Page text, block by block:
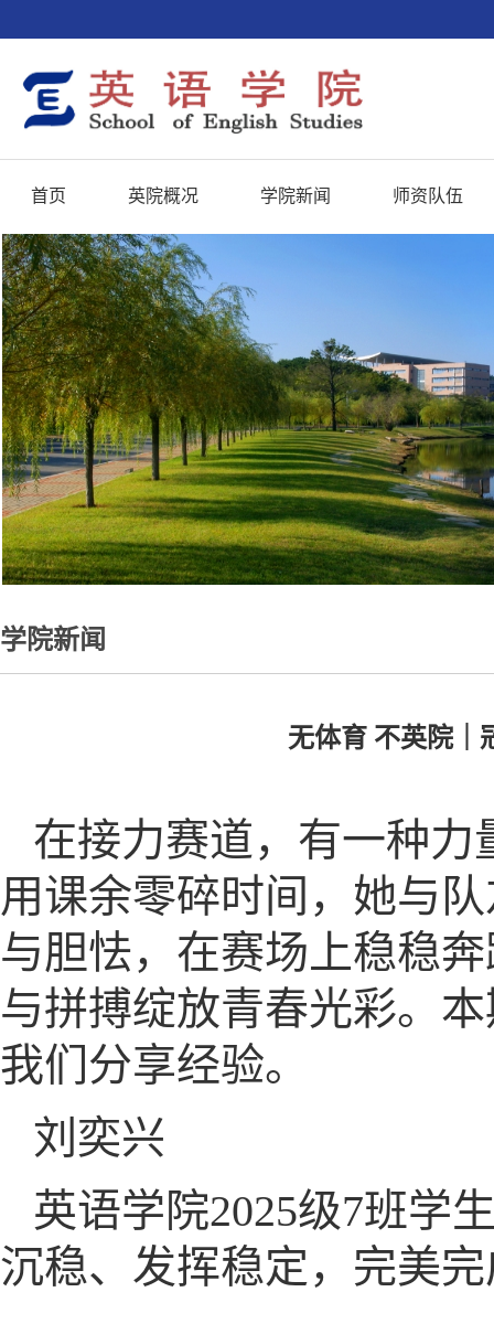
首页 英院概况 学院新闻 师资队伍
学院新闻
无体育 不英院
在接力赛道，有一种
用课余零碎时间，她与
与胆怯，在赛场上稳稳
与拼搏绽放青春光彩。
我们分享经验。
刘奕兴
英语学院2025级7班学
沉稳、发挥稳定，完美